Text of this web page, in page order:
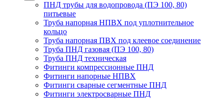
ПНД трубы для водопровода (ПЭ 100, 80)
питьевые
Труба напорная НПВХ под уплотнительное
кольцо
Труба напорная ПВХ под клеевое соединение
Труба ПНД газовая (ПЭ 100, 80)
Труба ПНД техническая
Фитинги компрессионные ПНД
Фитинги напорные НПВХ
Фитинги сварные сегментные ПНД
Фитинги электросварные ПНД